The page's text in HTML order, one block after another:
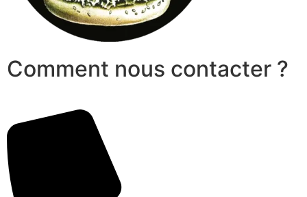
Comment nous contacter ?